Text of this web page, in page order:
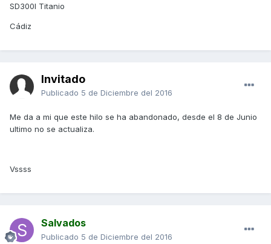
SD300I Titanio
Cádiz
Invitado
Publicado 5 de Diciembre del 2016
Me da a mi que este hilo se ha abandonado, desde el 8 de Junio
ultimo no se actualiza.
Vssss
Salvados
Publicado 5 de Diciembre del 2016